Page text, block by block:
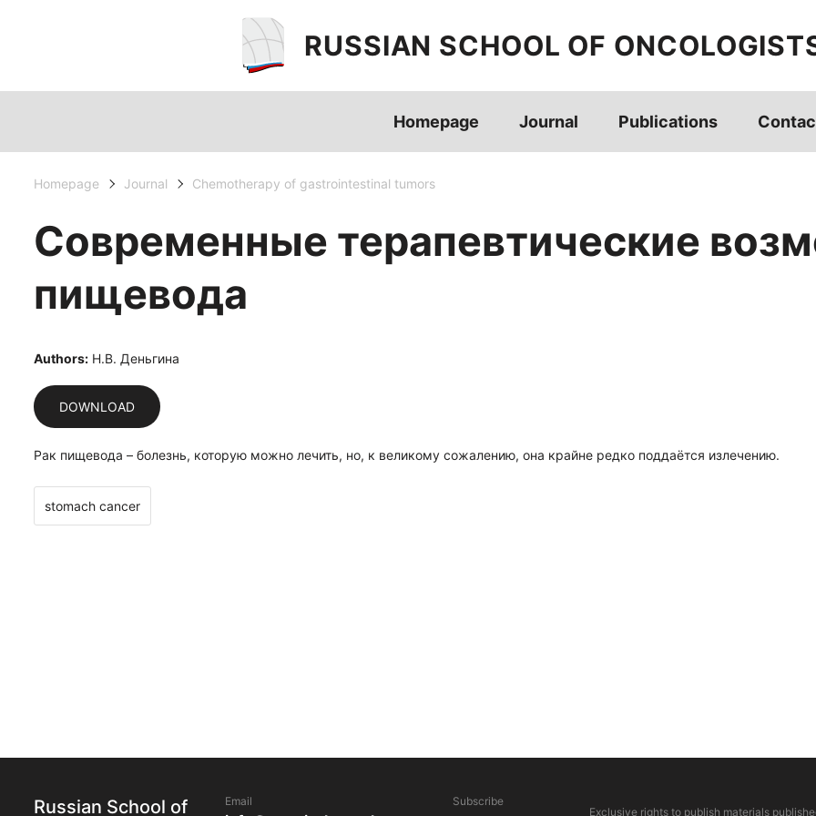
RUSSIAN SCHOOL OF
Homepage Journal Publications
Homepage Journal Chemotherapy of gastrointestinal tumors
Современные терапевтические
пищевода
Authors: Н.В. Деньгина
DOWNLOAD
Рак пищевода – болезнь, которую можно лечить, но, к великому сожалению, она крайне редко поддаётся излечению.
stomach cancer
Russian School of Email
Subscribe
Exclusive rights to publish materials